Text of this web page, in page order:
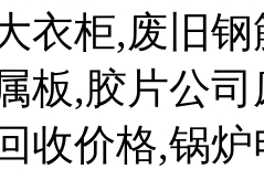
衣柜,废旧
板,胶片公
收价格,锅